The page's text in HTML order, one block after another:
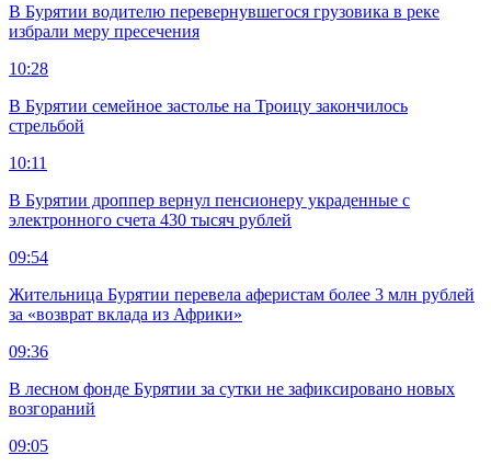
В Бурятии водителю перевернувшегося грузовика в реке
избрали меру пресечения
10:28
В Бурятии семейное застолье на Троицу закончилось
стрельбой
10:11
В Бурятии дроппер вернул пенсионеру украденные с
электронного счета 430 тысяч рублей
09:54
Жительница Бурятии перевела аферистам более 3 млн рублей
за «возврат вклада из Африки»
09:36
В лесном фонде Бурятии за сутки не зафиксировано новых
возгораний
09:05